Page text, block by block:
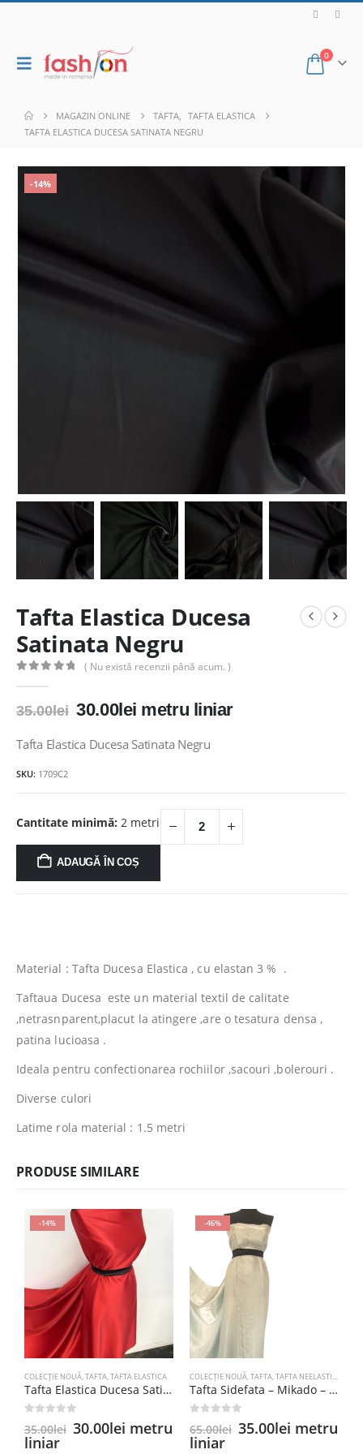
0
MAGAZIN ONLINE TAFTA,
TAFTA ELASTICA
TAFTA ELASTICA DUCESA SATINATA NEGRU
-14%
Tafta Elastica Ducesa
Satinata Negru
( Nu există recenzii până acum. )
35.00lei Prețul
a
30.00leiPrețul
este:
metru liniar
Tafta Elastica Ducesa Satinata Negru
SKU: 1709C2
Cantitate minimă: 2 metri
ADAUGĂ ÎN COȘ
Material : Tafta Ducesa Elastica , cu elastan 3 % .
Taftaua Ducesa este un material textil de calitate
,netrasnparent,placut la atingere ,are o tesatura densa ,
patina lucioasa .
Ideala pentru confectionarea rochiilor ,sacouri ,bolerouri .
Diverse culori
Latime rola material : 1.5 metri
PRODUSE SIMILARE
-14%
COLECȚIE NOUĂ,TAFTA,TAFTA ELASTICA
Tafta Elastica Ducesa Satinata Rosu
35.00lei Prețul
30.00lei Prețul
metru
liniar
-46%
COLECȚIE NOUĂ,TAFTA,TAFTA NEELASTICA
Tafta Sidefata – Mikado – Verde Oliv
65.00lei Prețul
35.00lei Prețul
metru
liniar